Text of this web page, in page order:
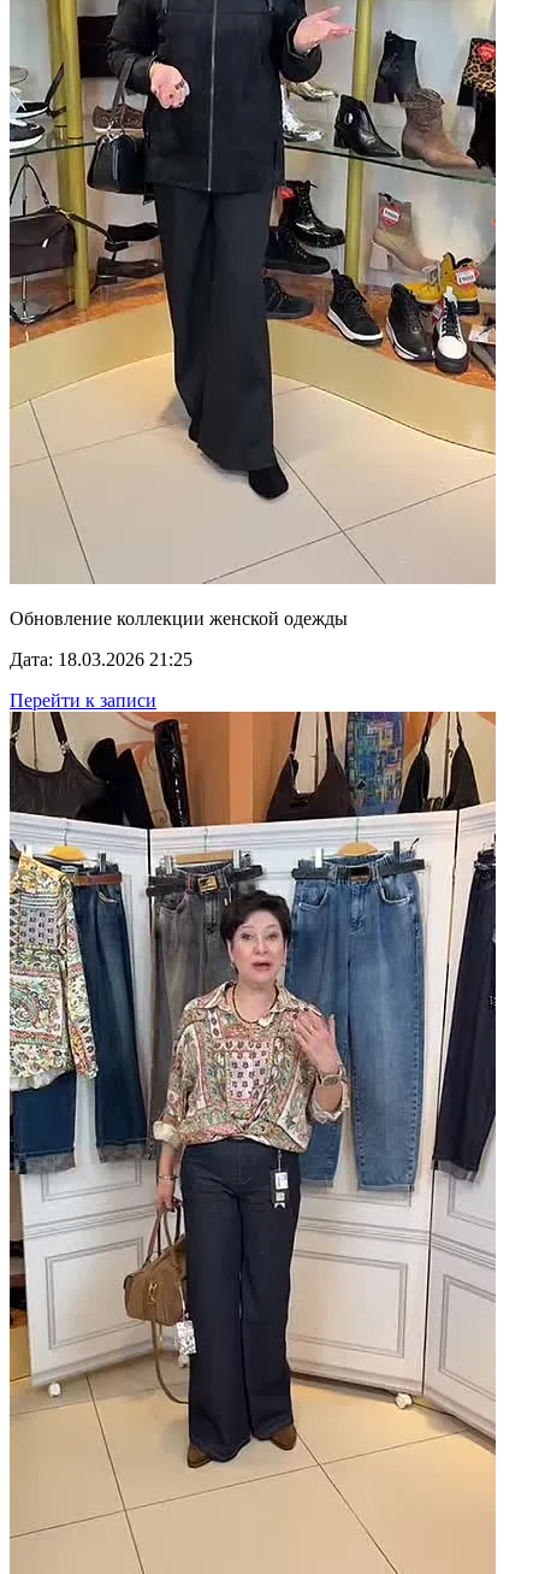
Обновление коллекции женской одежды
Дата: 18.03.2026 21:25
Перейти к записи